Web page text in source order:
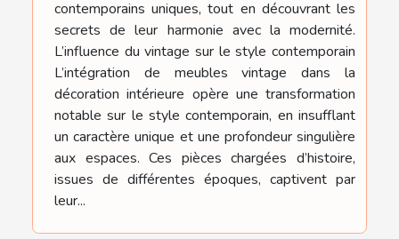
contemporains uniques, tout en découvrant les
secrets de leur harmonie avec la modernité.
L’influence du vintage sur le style contemporain
L’intégration de meubles vintage dans la
décoration intérieure opère une transformation
notable sur le style contemporain, en insufflant
un caractère unique et une profondeur singulière
aux espaces. Ces pièces chargées d’histoire,
issues de différentes époques, captivent par
leur...